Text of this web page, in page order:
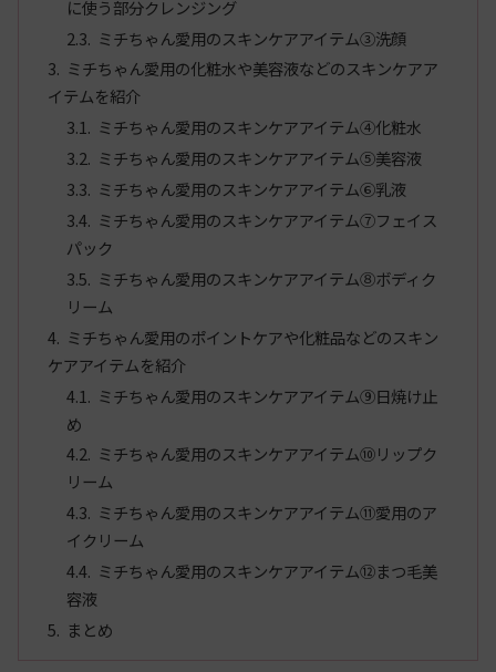
に使う部分クレンジング
ミチちゃん愛用のスキンケアアイテム③洗顔
ミチちゃん愛用の化粧水や美容液などのスキンケアア
イテムを紹介
ミチちゃん愛用のスキンケアアイテム④化粧水
ミチちゃん愛用のスキンケアアイテム⑤美容液
ミチちゃん愛用のスキンケアアイテム⑥乳液
ミチちゃん愛用のスキンケアアイテム⑦フェイス
パック
ミチちゃん愛用のスキンケアアイテム⑧ボディク
リーム
ミチちゃん愛用のポイントケアや化粧品などのスキン
ケアアイテムを紹介
ミチちゃん愛用のスキンケアアイテム⑨日焼け止
め
ミチちゃん愛用のスキンケアアイテム⑩リップク
リーム
ミチちゃん愛用のスキンケアアイテム⑪愛用のア
イクリーム
ミチちゃん愛用のスキンケアアイテム⑫まつ毛美
容液
まとめ